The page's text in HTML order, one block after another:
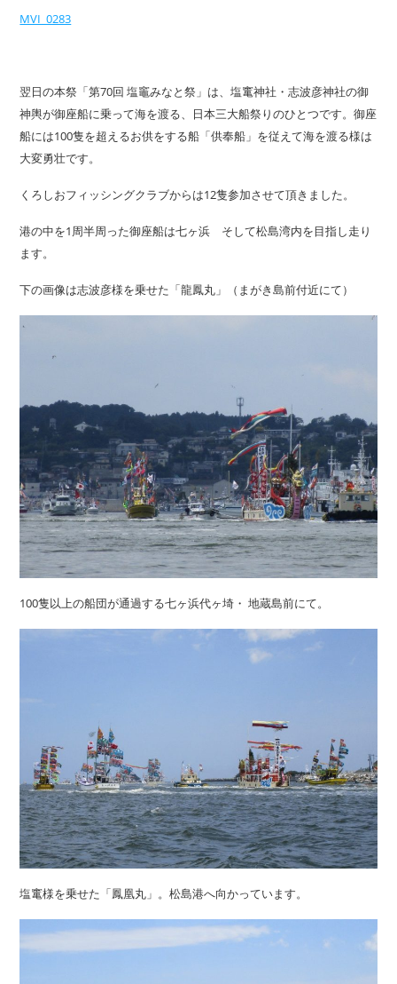
MVI_0283
翌日の本祭「第70回 塩竈みなと祭」は、塩竃神社・志波彦神社の御
神輿が御座船に乗って海を渡る、日本三大船祭りのひとつです。御座
船には100隻を超えるお供をする船「供奉船」を従えて海を渡る様は
大変勇壮です。
くろしおフィッシングクラブからは12隻参加させて頂きました。
港の中を1周半周った御座船は七ヶ浜 そして松島湾内を目指し走り
ます。
下の画像は志波彦様を乗せた「龍鳳丸」（まがき島前付近にて）
100隻以上の船団が通過する七ヶ浜代ヶ埼・ 地蔵島前にて。
塩竃様を乗せた「鳳凰丸」。松島港へ向かっています。